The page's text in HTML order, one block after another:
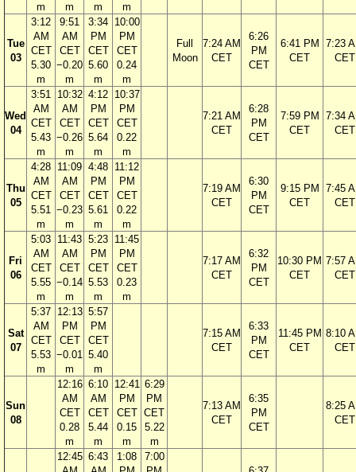
m
m
m
m
Tue
03
3:12
AM
CET
5.30
m
9:51
AM
CET
−0.20
m
3:34
PM
CET
5.60
m
10:00
PM
CET
0.24
m
Full
Moon
7:24 AM
CET
6:26
PM
CET
6:41 PM
CET
7:23
CET
Wed
04
3:51
AM
CET
5.43
m
10:32
AM
CET
−0.26
m
4:12
PM
CET
5.64
m
10:37
PM
CET
0.22
m
7:21 AM
CET
6:28
PM
CET
7:59 PM
CET
7:34
CET
Thu
05
4:28
AM
CET
5.51
m
11:09
AM
CET
−0.23
m
4:48
PM
CET
5.61
m
11:12
PM
CET
0.22
m
7:19 AM
CET
6:30
PM
CET
9:15 PM
CET
7:45
CET
Fri
06
5:03
AM
CET
5.55
m
11:43
AM
CET
−0.14
m
5:23
PM
CET
5.53
m
11:45
PM
CET
0.23
m
7:17 AM
CET
6:32
PM
CET
10:30 PM
CET
7:57
CET
Sat
07
5:37
AM
CET
5.53
m
12:13
PM
CET
−0.01
m
5:57
PM
CET
5.40
m
7:15 AM
CET
6:33
PM
CET
11:45 PM
CET
8:10
CET
Sun
08
12:16
AM
CET
0.28
m
6:10
AM
CET
5.44
m
12:41
PM
CET
0.15
m
6:29
PM
CET
5.22
m
7:13 AM
CET
6:35
PM
CET
8:25
CET
12:45 6:43
1:08
7:00